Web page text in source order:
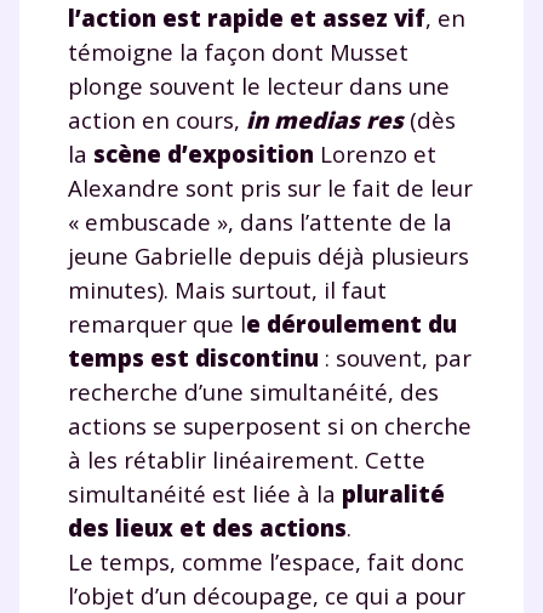
l’action est rapide et assez vif, en
témoigne la façon dont Musset
plonge souvent le lecteur dans une
action en cours, in medias res(dès
la scène d’exposition Lorenzo et
Alexandre sont pris sur le fait de leur
« embuscade », dans l’attente de la
jeune Gabrielle depuis déjà plusieurs
minutes). Mais surtout, il faut
remarquer que le déroulement du
temps est discontinu : souvent, par
recherche d’une simultanéité, des
actions se superposent si on cherche
à les rétablir linéairement. Cette
simultanéité est liée à la pluralité
des lieux et des actions.
Le temps, comme l’espace, fait donc
l’objet d’un découpage, ce qui a pour